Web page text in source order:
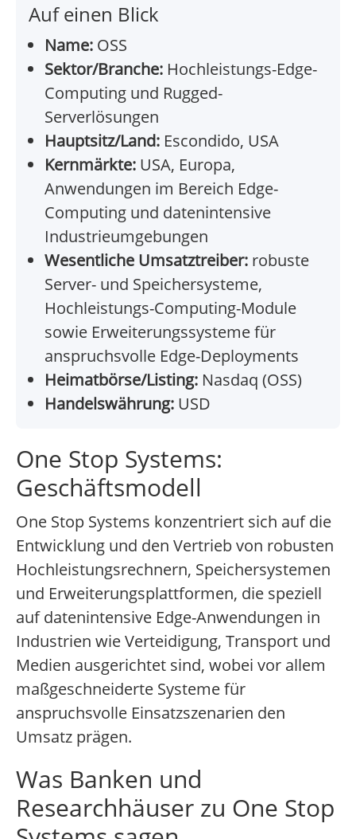
Auf einen Blick
Name: OSS
Sektor/Branche: Hochleistungs-Edge-
Computing und Rugged-
Serverlösungen
Hauptsitz/Land: Escondido, USA
Kernmärkte: USA, Europa,
Anwendungen im Bereich Edge-
Computing und datenintensive
Industrieumgebungen
Wesentliche Umsatztreiber: robuste
Server- und Speichersysteme,
Hochleistungs-Computing-Module
sowie Erweiterungssysteme für
anspruchsvolle Edge-Deployments
Heimatbörse/Listing: Nasdaq (OSS)
Handelswährung: USD
One Stop Systems:
Geschäftsmodell
One Stop Systems konzentriert sich auf die
Entwicklung und den Vertrieb von robusten
Hochleistungsrechnern, Speichersystemen
und Erweiterungsplattformen, die speziell
auf datenintensive Edge-Anwendungen in
Industrien wie Verteidigung, Transport und
Medien ausgerichtet sind, wobei vor allem
maßgeschneiderte Systeme für
anspruchsvolle Einsatzszenarien den
Umsatz prägen.
Was Banken und
Researchhäuser zu One Stop